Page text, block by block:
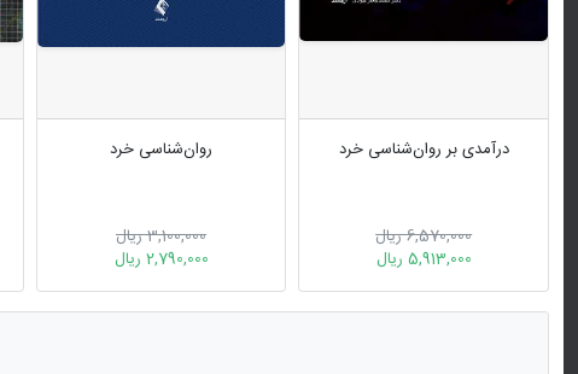
درآمدی بر روان‌شناسی خرد
6,570,000 ریال
5,913,000 ریال
روان‌شناسی خرد
3,100,000 ریال
2,790,000 ریال